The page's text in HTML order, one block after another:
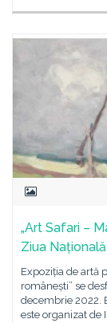
„Art Safari –
Ziua
Expoziția de artă
românești” se
decembrie 2022.
este organizat de